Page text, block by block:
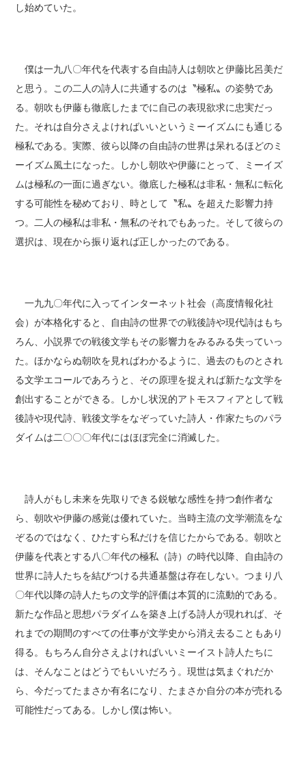
し始めていた。
僕は一九八〇年代を代表する自由詩人は朝吹と伊藤比呂美だ
と思う。この二人の詩人に共通するのは〝極私〟の姿勢であ
る。朝吹も伊藤も徹底したまでに自己の表現欲求に忠実だっ
た。それは自分さえよければいいというミーイズムにも通じる
極私である。実際、彼ら以降の自由詩の世界は呆れるほどのミ
ーイズム風土になった。しかし朝吹や伊藤にとって、ミーイズ
ムは極私の一面に過ぎない。徹底した極私は非私・無私に転化
する可能性を秘めており、時として〝私〟を超えた影響力持
つ。二人の極私は非私・無私のそれでもあった。そして彼らの
選択は、現在から振り返れば正しかったのである。
一九九〇年代に入ってインターネット社会（高度情報化社
会）が本格化すると、自由詩の世界での戦後詩や現代詩はもち
ろん、小説界での戦後文学もその影響力をみるみる失っていっ
た。ほかならぬ朝吹を見ればわかるように、過去のものとされ
る文学エコールであろうと、その原理を捉えれば新たな文学を
創出することができる。しかし状況的アトモスフィアとして戦
後詩や現代詩、戦後文学をなぞっていた詩人・作家たちのパラ
ダイムは二〇〇〇年代にはほぼ完全に消滅した。
詩人がもし未来を先取りできる鋭敏な感性を持つ創作者な
ら、朝吹や伊藤の感覚は優れていた。当時主流の文学潮流をな
ぞるのではなく、ひたすら私だけを信じたからである。朝吹と
伊藤を代表とする八〇年代の極私（詩）の時代以降、自由詩の
世界に詩人たちを結びつける共通基盤は存在しない。つまり八
〇年代以降の詩人たちの文学的評価は本質的に流動的である。
新たな作品と思想パラダイムを築き上げる詩人が現れれば、そ
れまでの期間のすべての仕事が文学史から消え去ることもあり
得る。もちろん自分さえよければいいミーイスト詩人たちに
は、そんなことはどうでもいいだろう。現世は気まぐれだか
ら、今だってたまさか有名になり、たまさか自分の本が売れる
可能性だってある。しかし僕は怖い。